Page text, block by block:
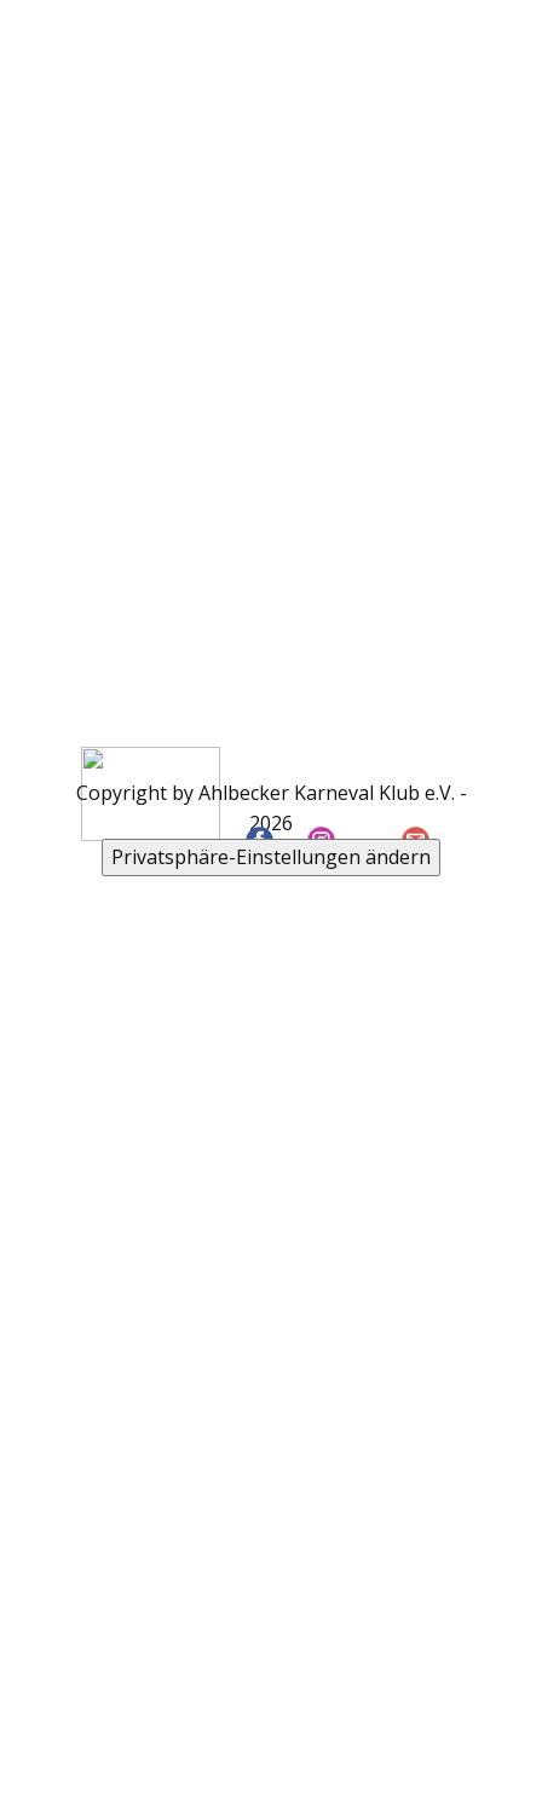
Copyright by Ahlbecker Karneval Klub e.V. -
2026
Privatsphäre-Einstellungen ändern